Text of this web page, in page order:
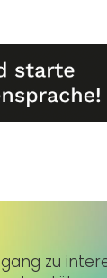
zu